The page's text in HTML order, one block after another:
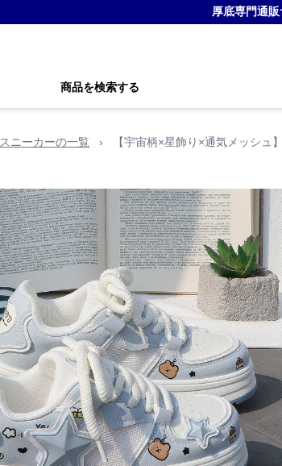
厚底専門通
商品を検索する
スニーカーの一覧 › 【宇宙柄×星飾り×通気メッシ